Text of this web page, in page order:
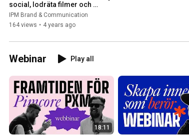
social, lodräta filmer och
design på nolltid
IPM Brand & Communication
164 views • 4 years ago
Webinar Play all
18:11